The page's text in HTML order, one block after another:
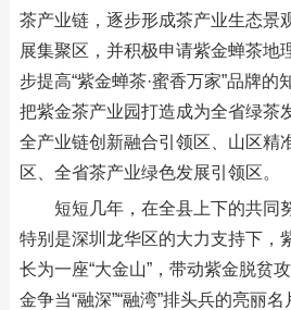
茶产业链，逐步形成茶产业生态景
展集聚区，并积极申请紫金蝉茶地
步提高“紫金蝉茶·蜜香万家”品牌的
把紫金茶产业园打造成为全省绿茶
全产业链创新融合引领区、山区精
区、全省茶产业绿色发展引领区。
短短几年，在全县上下的共同
特别是深圳龙华区的大力支持下，
长为一座“大金山”，带动紫金脱贫
金争当“融深”“融湾”排头兵的亮丽名